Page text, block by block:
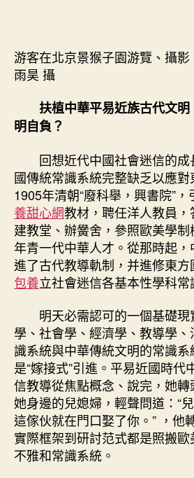
游客在北京景猴子園游覽、攝
雨昊 攝
扶植中華平易近族古代文
明自負？
回想近代中國社會迷信的成
國傳統常識系統完整缺乏以應對
1905年清朝“廢科舉，興書院”
養甜心網教材，聘任洋人教員
建教堂、辦黌舍，參照歐美學
年青一代中華人才。從那時起
進了古代教導軌制，并進修東
包養立社會迷信各基本性學科常
明天必需認可的一個基礎現
學、社會學、經濟學、教導學
識系統與中華傳統文明的常識
是“嫁接式”引進。平易近國時代
信教導從焦點概念、說完，她
她身邊的兒媳婦，輕聲問道：“
這傢伙就在門口娶了你。” ，他
實際框架到研討范式都是照搬
不雅和常識系統。